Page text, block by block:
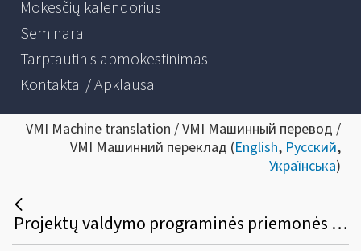
Mokesčių kalendorius
Seminarai
Tarptautinis apmokestinimas
Kontaktai / Apklausa
VMI Machine translation / VMI Машинный перевод /
VMI Машинний переклад (English, Русский,
Українська)
Projektų valdymo programinės priemonės viešasis pirkimas